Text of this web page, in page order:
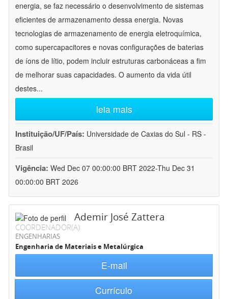
energia, se faz necessário o desenvolvimento de sistemas
eficientes de armazenamento dessa energia. Novas
tecnologias de armazenamento de energia eletroquímica,
como supercapacitores e novas configurações de baterias
de íons de lítio, podem incluir estruturas carbonáceas a fim
de melhorar suas capacidades. O aumento da vida útil
destes...
leia mais
Instituição/UF/País: Universidade de Caxias do Sul - RS -
Brasil
Vigência: Wed Dec 07 00:00:00 BRT 2022-Thu Dec 31
00:00:00 BRT 2026
Ademir José Zattera
COORDENADOR(A)
ENGENHARIAS
Engenharia de Materiais e Metalúrgica
E-mail
Currículo